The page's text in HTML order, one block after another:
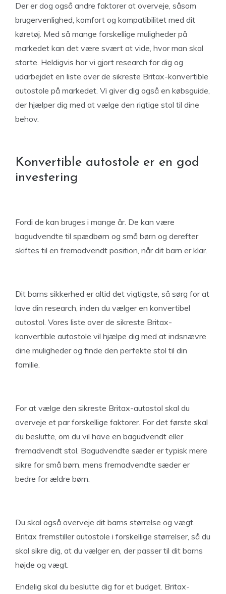
Der er dog også andre faktorer at overveje, såsom
brugervenlighed, komfort og kompatibilitet med dit
køretøj. Med så mange forskellige muligheder på
markedet kan det være svært at vide, hvor man skal
starte. Heldigvis har vi gjort research for dig og
udarbejdet en liste over de sikreste Britax-konvertible
autostole på markedet. Vi giver dig også en købsguide,
der hjælper dig med at vælge den rigtige stol til dine
behov.
Konvertible autostole er en god
investering
Fordi de kan bruges i mange år. De kan være
bagudvendte til spædbørn og små børn og derefter
skiftes til en fremadvendt position, når dit barn er klar.
Dit barns sikkerhed er altid det vigtigste, så sørg for at
lave din research, inden du vælger en konvertibel
autostol. Vores liste over de sikreste Britax-
konvertible autostole vil hjælpe dig med at indsnævre
dine muligheder og finde den perfekte stol til din
familie.
For at vælge den sikreste Britax-autostol skal du
overveje et par forskellige faktorer. For det første skal
du beslutte, om du vil have en bagudvendt eller
fremadvendt stol. Bagudvendte sæder er typisk mere
sikre for små børn, mens fremadvendte sæder er
bedre for ældre børn.
Du skal også overveje dit barns størrelse og vægt.
Britax fremstiller autostole i forskellige størrelser, så du
skal sikre dig, at du vælger en, der passer til dit barns
højde og vægt.
Endelig skal du beslutte dig for et budget. Britax-